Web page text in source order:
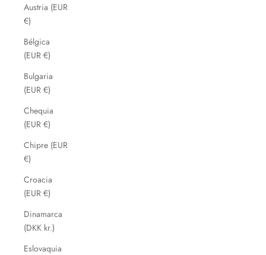
Austria (EUR
€)
Bélgica
(EUR €)
Bulgaria
(EUR €)
Chequia
(EUR €)
Chipre (EUR
€)
Croacia
(EUR €)
Dinamarca
(DKK kr.)
Eslovaquia